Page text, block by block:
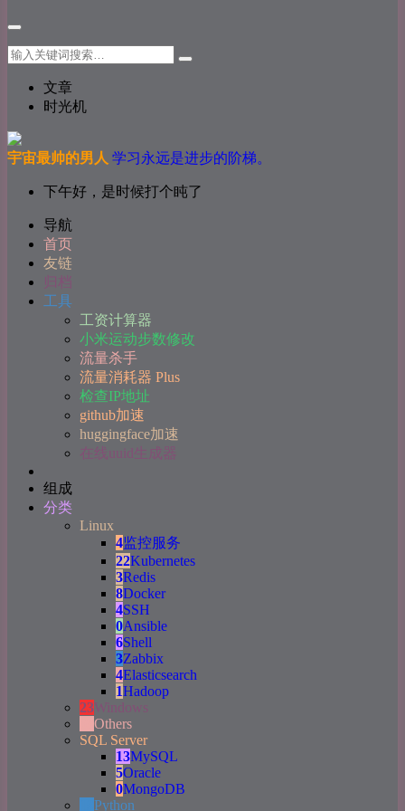
文章
时光机
宇宙最帅的男人 学习永远是进步的阶梯。
下午好，是时候打个盹了
导航
首页
友链
归档
工具
工资计算器
小米运动步数修改
流量杀手
流量消耗器 Plus
检查IP地址
github加速
huggingface加速
在线uuid生成器
组成
分类
Linux
4监控服务
22Kubernetes
3Redis
8Docker
4SSH
0Ansible
6Shell
3Zabbix
4Elasticsearch
1Hadoop
23Windows
Others
SQL Server
13MySQL
5Oracle
0MongoDB
Python